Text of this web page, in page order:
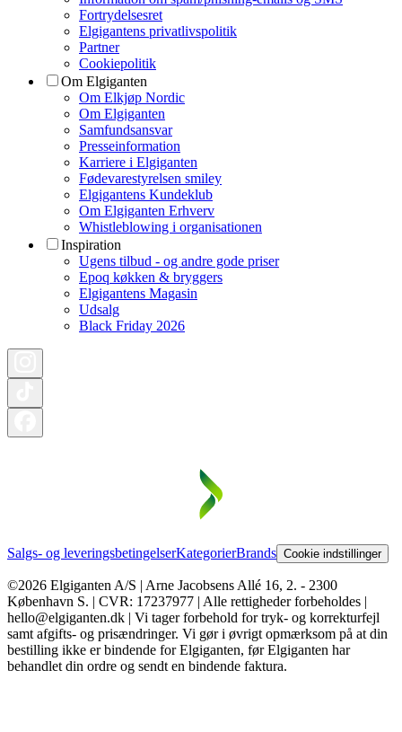
Fortrydelsesret
Elgigantens privatlivspolitik
Partner
Cookiepolitik
Om Elgiganten
Om Elkjøp Nordic
Om Elgiganten
Samfundsansvar
Presseinformation
Karriere i Elgiganten
Fødevarestyrelsen smiley
Elgigantens Kundeklub
Om Elgiganten Erhverv
Whistleblowing i organisationen
Inspiration
Ugens tilbud - og andre gode priser
Epoq køkken & bryggers
Elgigantens Magasin
Udsalg
Black Friday 2026
Salgs- og leveringsbetingelserKategorierBrands Cookie indstillinger
©2026 Elgiganten A/S | Arne Jacobsens Allé 16, 2. - 2300
København S. | CVR: 17237977 | Alle rettigheder forbeholdes |
hello@elgiganten.dk | Vi tager forbehold for tryk- og korrekturfejl
samt afgifts- og prisændringer. Vi gør i øvrigt opmærksom på at din
bestilling ikke er bindende for Elgiganten, før Elgiganten har
behandlet din ordre og sendt en bindende faktura.